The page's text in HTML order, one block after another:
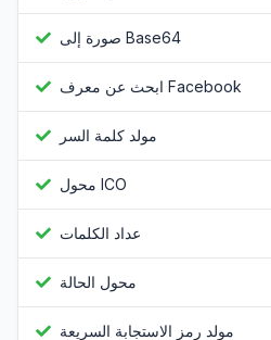
صورة إلى Base64
ابحث عن معرف Facebook
مولد كلمة السر
محول ICO
عداد الكلمات
محول الحالة
مولد رمز الاستجابة السريعة